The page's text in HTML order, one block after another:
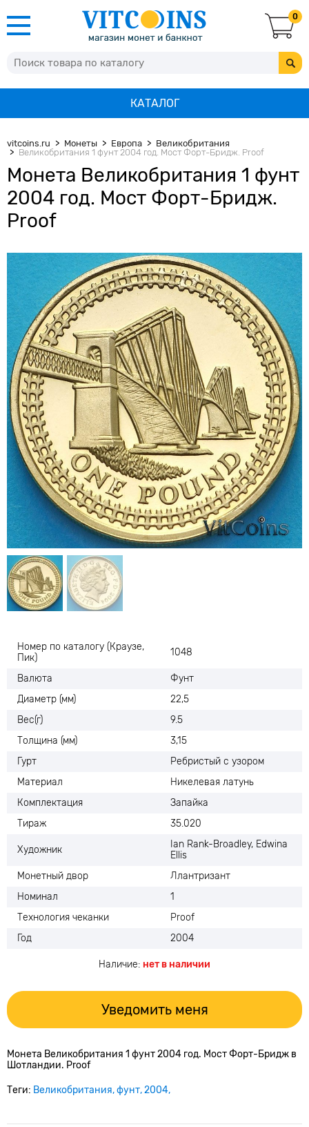
0
КАТАЛОГ
vitcoins.ru Монеты Европа
Великобритания
Великобритания 1 фунт 2004 год. Мост Форт-Бридж. Proof
Монета Великобритания 1 фунт
2004 год. Мост Форт-Бридж.
Proof
Номер по каталогу (Краузе,
Пик)
1048
Валюта
Фунт
Диаметр (мм)
22,5
Вес(г)
9.5
Толщина (мм)
3,15
Гурт
Ребристый с узором
Материал
Никелевая латунь
Комплектация
Запайка
Тираж
35.020
Художник
Ian Rank-Broadley, Edwina
Ellis
Монетный двор
Ллантризант
Номинал
1
Технология чеканки
Proof
Год
2004
Наличие: нет в наличии
Уведомить меня
Монета Великобритания 1 фунт 2004 год. Мост Форт-Бридж в
Шотландии. Proof
Теги: Великобритания фунт 2004